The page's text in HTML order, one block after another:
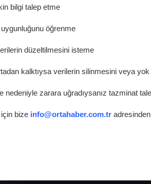
bilgi talep etme
öğrenme
düzeltilmesini isteme
kalktıysa verilerin silinmesini veya
nedeniyle zarara uğradıysanız tazminat
için bize info@ortahaber.com.tr